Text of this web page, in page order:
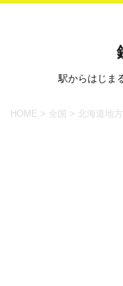
駅からはじま
HOME > 全国 > 北海道地方